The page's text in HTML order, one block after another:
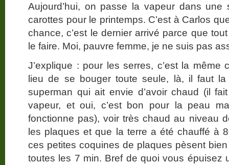
Aujourd’hui, on passe la vapeur dans
carottes pour le printemps. C’est à Carlos
chance, c’est le dernier arrivé parce que
le faire. Moi, pauvre femme, je ne suis pas
J’explique : pour les serres, c’est la même
lieu de se bouger toute seule, là, il faut
superman qui ait envie d’avoir chaud (il
vapeur, et oui, c’est bon pour la peau
fonctionne pas), voir très chaud au niveau
les plaques et que la terre a été chauffé à
ces petites coquines de plaques pèsent
toutes les 7 min. Bref de quoi vous épuisez